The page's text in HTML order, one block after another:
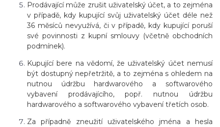
Prodávající může zrušit uživatelský účet, a to zejména
v případě, kdy kupující svůj uživatelský účet déle než
36 měsíců nevyužívá, či v případě, kdy kupující poruší
své povinnosti z kupní smlouvy (včetně obchodních
podmínek).
Kupující bere na vědomí, že uživatelský účet nemusí
být dostupný nepřetržitě, a to zejména s ohledem na
nutnou údržbu hardwarového a softwarového
vybavení prodávajícího, popř. nutnou údržbu
hardwarového a softwarového vybavení třetích osob.
Za případně zneužití uživatelského jména a hesla